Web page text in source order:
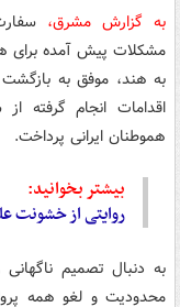
به گزارش مشرق،
مشکلات پیش آمده برای
به هند، موفق به بازگشت
اقدامات انجام گرفته
هموطنان ایرانی پرداخت.
بیشتر بخوانید:
روایتی از خشونت
به دنبال تصمیم
محدودیت و لغو همه